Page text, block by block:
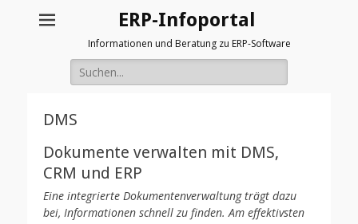
ERP-Infoportal
Informationen und Beratung zu ERP-Software
Suche
nach:
DMS
Dokumente verwalten mit DMS,
CRM und ERP
Eine integrierte Dokumentenverwaltung trägt dazu
bei, Informationen schnell zu finden. Am effektivsten